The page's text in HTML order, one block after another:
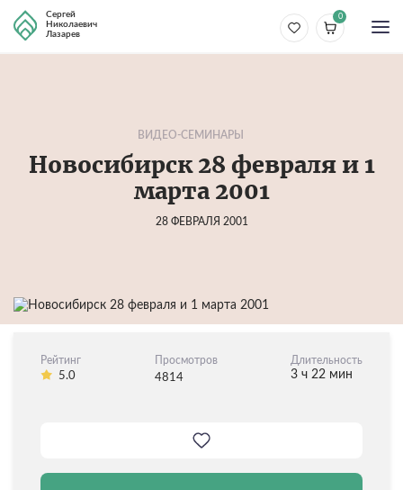
Сергей
Николаевич
Лазарев
0
ВИДЕО-СЕМИНАРЫ
Новосибирск 28 февраля и 1
марта 2001
28 ФЕВРАЛЯ 2001
Рейтинг
5.0
Просмотров
4814
Длительность
3 ч 22 мин